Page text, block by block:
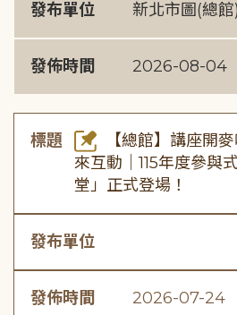
發布單位 新北市圖(總館)
發佈時間 2026-08-04
標題
【總館】講座開
來互動｜115年度參與
堂」正式登場！
發布單位
發佈時間 2026-07-24